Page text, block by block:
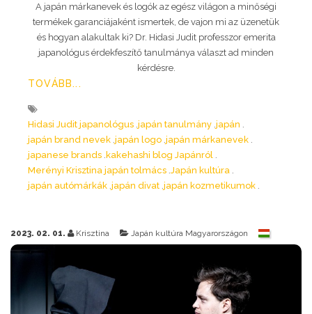
A japán márkanevek és logók az egész világon a minőségi
termékek garanciájaként ismertek, de vajon mi az üzenetük
és hogyan alakultak ki? Dr. Hidasi Judit professzor emerita
japanológus érdekfeszítő tanulmánya választ ad minden
kérdésre.
TOVÁBB...
Hidasi Judit japanológus japán tanulmány japán
japán brand nevek japán logo japán márkanevek
japanese brands kakehashi blog Japánról
Merényi Krisztina japán tolmács Japán kultúra
japán autómárkák japán divat japán kozmetikumok
2023. 02. 01. Krisztina Japán kultúra Magyarországon